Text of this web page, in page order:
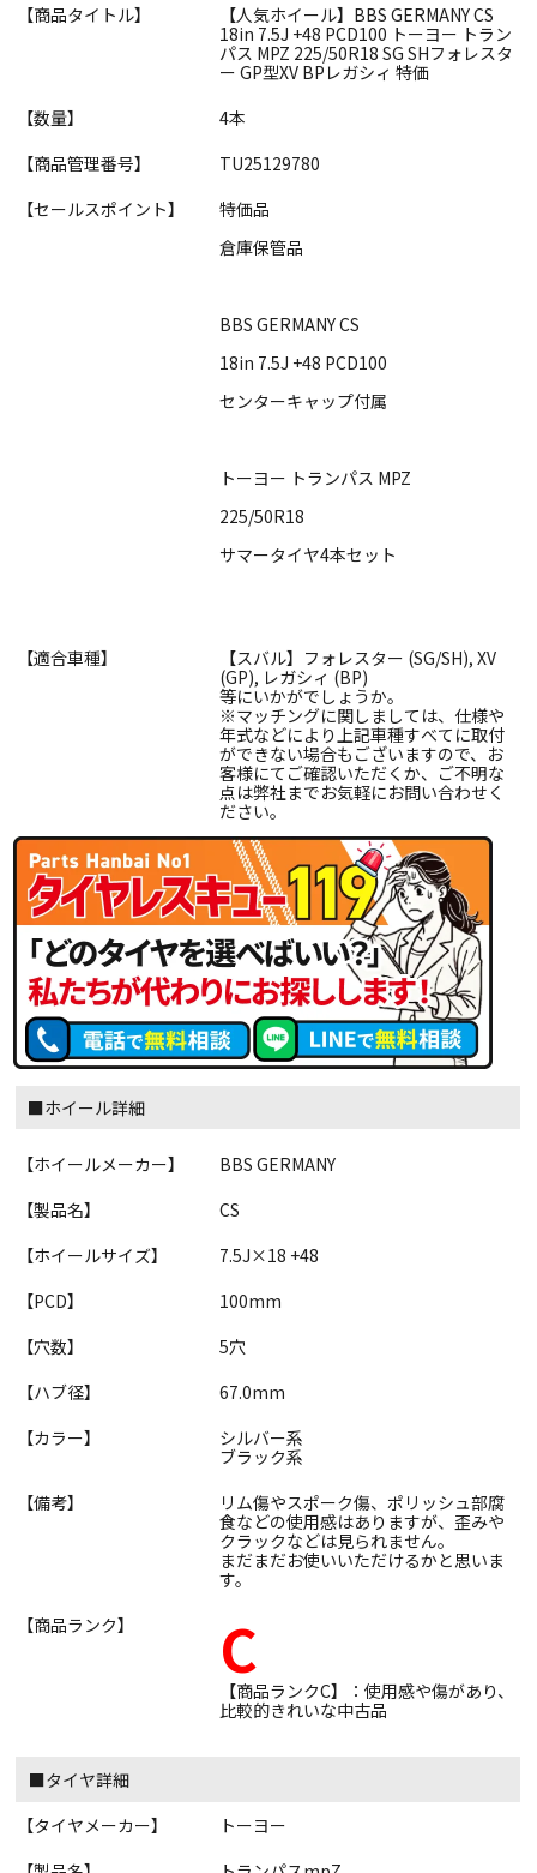
【商品タイトル】
【人気ホイール】BBS GERMANY CS
18in 7.5J +48 PCD100 トーヨー トラン
パス MPZ 225/50R18 SG SHフォレスタ
ー GP型XV BPレガシィ 特価
【数量】
4本
【商品管理番号】
TU25129780
【セールスポイント】
特価品
倉庫保管品
BBS GERMANY CS
18in 7.5J +48 PCD100
センターキャップ付属
トーヨー トランパス MPZ
225/50R18
サマータイヤ4本セット
【適合車種】
【スバル】フォレスター (SG/SH), XV
(GP), レガシィ (BP)
等にいかがでしょうか。
※マッチングに関しましては、仕様や
年式などにより上記車種すべてに取付
ができない場合もございますので、お
客様にてご確認いただくか、ご不明な
点は弊社までお気軽にお問い合わせく
ださい。
■ホイール詳細
【ホイールメーカー】
BBS GERMANY
【製品名】
CS
【ホイールサイズ】
7.5J×18 +48
【PCD】
100mm
【穴数】
5穴
【ハブ径】
67.0mm
【カラー】
シルバー系
ブラック系
【備考】
リム傷やスポーク傷、ポリッシュ部腐
食などの使用感はありますが、歪みや
クラックなどは見られません。
まだまだお使いいただけるかと思いま
す。
【商品ランク】
C
【商品ランクC】：使用感や傷があり、
比較的きれいな中古品
■タイヤ詳細
【タイヤメーカー】
トーヨー